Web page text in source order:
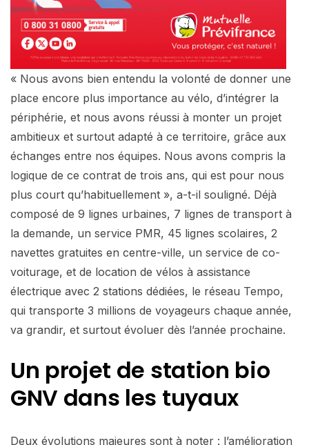
« Nous avons bien entendu la volonté de donner une
place encore plus importance au vélo, d’intégrer la
périphérie, et nous avons réussi à monter un projet
ambitieux et surtout adapté à ce territoire, grâce aux
échanges entre nos équipes. Nous avons compris la
logique de ce contrat de trois ans, qui est pour nous
plus court qu’habituellement », a-t-il souligné. Déjà
composé de 9 lignes urbaines, 7 lignes de transport à
la demande, un service PMR, 45 lignes scolaires, 2
navettes gratuites en centre-ville, un service de co-
voiturage, et de location de vélos à assistance
électrique avec 2 stations dédiées, le réseau Tempo,
qui transporte 3 millions de voyageurs chaque année,
va grandir, et surtout évoluer dès l’année prochaine.
Un projet de station bio
GNV dans les tuyaux
Deux évolutions majeures sont à noter : l’amélioration